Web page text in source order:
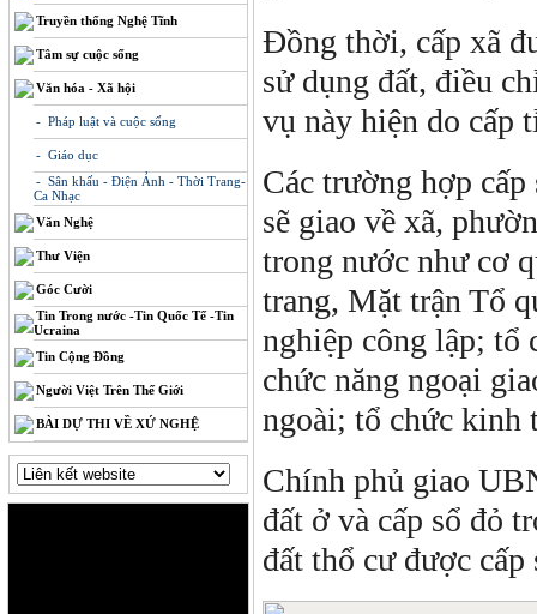
Truyền thống Nghệ Tĩnh
Tâm sự cuộc sống
Văn hóa - Xã hội
- Pháp luật và cuộc sống
- Giáo dục
- Sân khấu - Điện Ảnh - Thời Trang-
Ca Nhạc
Văn Nghệ
Thư Viện
Góc Cười
Tin Trong nước -Tin Quốc Tế -Tin
Ucraina
Tin Cộng Đồng
Người Việt Trên Thế Giới
BÀI DỰ THI VỀ XỨ NGHỆ
Đồng thời, cấp xã
sử dụng đất, điều
vụ này hiện do cấp
Các trường hợp
sẽ giao về xã,
trong nước như cơ
trang, Mặt trận Tổ
nghiệp công lập; tổ
chức năng ngoại
ngoài; tổ chức kinh
Chính phủ giao
đất ở và cấp sổ đỏ
đất thổ cư được